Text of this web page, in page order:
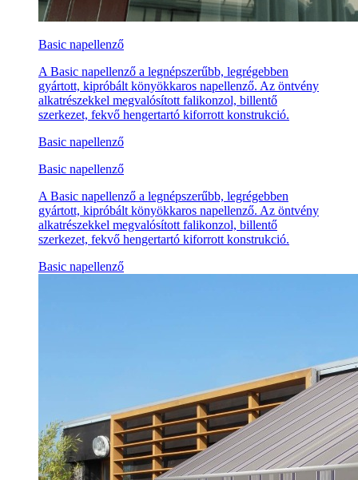
Basic napellenző
A Basic napellenző a legnépszerűbb, legrégebben
gyártott, kipróbált könyökkaros napellenző. Az öntvény
alkatrészekkel megvalósított falikonzol, billentő
szerkezet, fekvő hengertartó kiforrott konstrukció.
Basic napellenző
Basic napellenző
A Basic napellenző a legnépszerűbb, legrégebben
gyártott, kipróbált könyökkaros napellenző. Az öntvény
alkatrészekkel megvalósított falikonzol, billentő
szerkezet, fekvő hengertartó kiforrott konstrukció.
Basic napellenző